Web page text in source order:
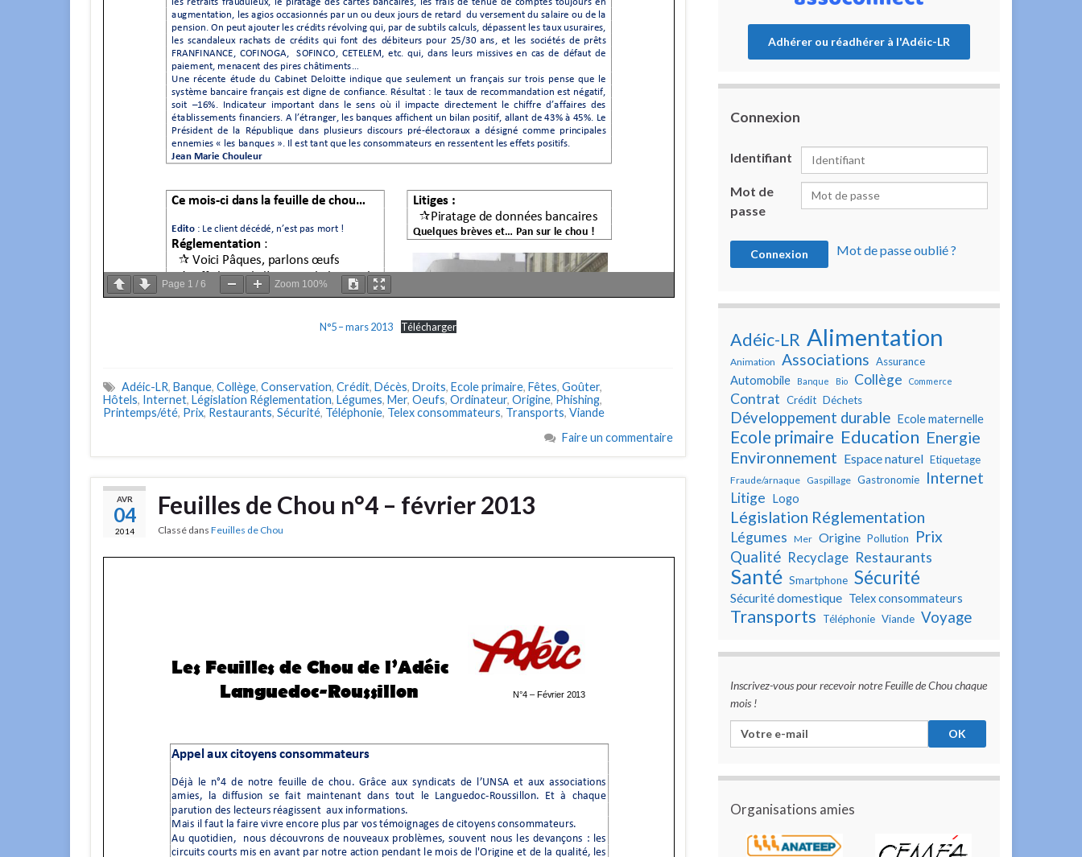
Page 1 / 6 Zoom 100%
N°5 – mars 2013 Télécharger
Adéic-LR, Banque, Collège, Conservation, Crédit, Décès, Droits, Ecole primaire, Fêtes, Goûter,
Hôtels, Internet, Législation Réglementation, Légumes, Mer, Oeufs, Ordinateur, Origine, Phishing,
Printemps/été, Prix, Restaurants, Sécurité, Téléphonie, Telex consommateurs, Transports, Viande
Faire un commentaire
AVR
04
2014
Feuilles de Chou n°4 – février 2013
Classé dans Feuilles de Chou
Adhérer ou réadhérer à l'Adéic-LR
Connexion
Identifiant
Mot de
passe
Mot de passe oublié ?
Adéic-LR Alimentation
Animation Associations Assurance
Automobile Banque Bio Collège Commerce
Contrat Crédit Déchets
Développement durable Ecole maternelle
Ecole primaire Education Energie
Environnement Espace naturel Etiquetage
Fraude/arnaque Gaspillage Gastronomie Internet
Litige Logo
Législation Réglementation
Légumes Mer Origine Pollution Prix
Qualité Recyclage Restaurants
Santé Smartphone Sécurité
Sécurité domestique Telex consommateurs
Transports Téléphonie Viande Voyage
Inscrivez-vous pour recevoir notre Feuille de Chou chaque
mois !
Organisations amies